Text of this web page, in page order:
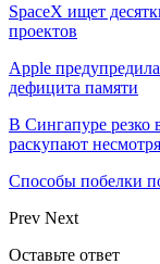
SpaceX ищет
проектов
Apple
дефицита памяти
В Сингапуре резко
раскупают
Способы побелки
Prev Next
Оставьте ответ